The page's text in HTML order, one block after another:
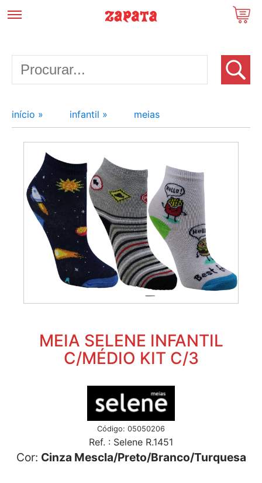
início » infantil » meias
MEIA SELENE INFANTIL
C/MÉDIO KIT C/3
Código: 05050206
Ref. : Selene R.1451
Cor: Cinza Mescla/Preto/Branco/Turquesa